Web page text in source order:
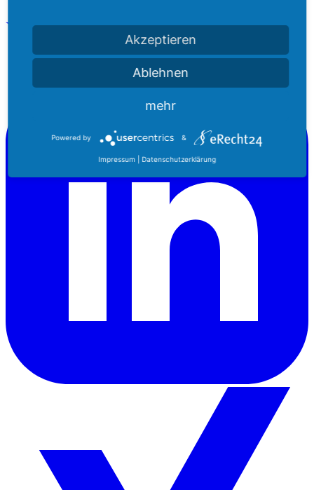
Akzeptieren
Ablehnen
mehr
Powered by &
Impressum Datenschutzerklärung